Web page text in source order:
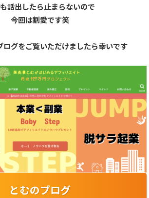
話出したら止まらないので
今回は割愛です笑
ログをご覧いただけましたら幸いです
とむのブログ